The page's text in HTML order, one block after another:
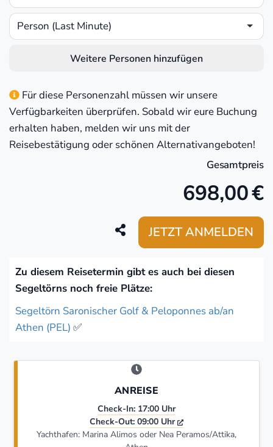
Person (Last Minute)
Weitere Personen hinzufügen
Für diese Personenzahl müssen wir unsere
Verfügbarkeiten überprüfen. Sobald wir eure Buchung
erhalten haben, melden wir uns mit der
Reisebestätigung oder schönen Alternativangeboten!
Gesamtpreis
€
698,00
JETZT ANMELDEN
Zu diesem Reisetermin gibt es auch bei diesen
Segeltörns noch freie Plätze:
Segeltörn Saronischer Golf & Peloponnes ab/an
Athen (PEL) ✅
ANREISE
Check-In: 17:00 Uhr
Check-Out: 09:00 Uhr
Yachthafen: Marina Alimos oder Nea Peramos/Attika,